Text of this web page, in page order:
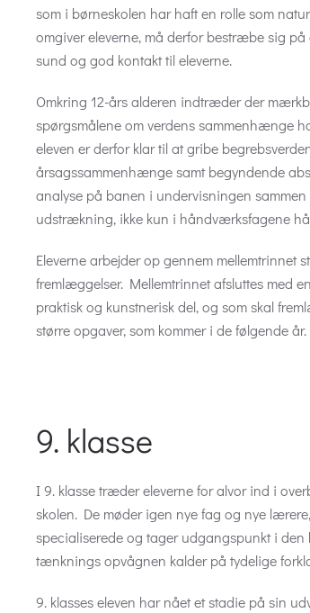
som i børneskolen har haft en rolle som
omgiver eleverne, må derfor bestræbe sig
sund og god kontakt til eleverne.
Omkring 12-års alderen indtræder der
spørgsmålene om verdens sammenhænge
eleven er derfor klar til at gribe
årsagssammenhænge samt begyndende
analyse på banen i undervisningen
udstrækning, ikke kun i håndværksfagene
Eleverne arbejder op gennem
fremlæggelser. Mellemtrinnet afsluttes med
praktisk og kunstnerisk del, og som skal
større opgaver, som kommer i de følgende år.
9. klasse
I 9. klasse træder eleverne for alvor ind i
skolen. De møder igen nye fag og nye
specialiserede og tager udgangspunkt i
tænknings opvågnen kalder på tydelige
9. klasses eleven har nået et stadie på sin